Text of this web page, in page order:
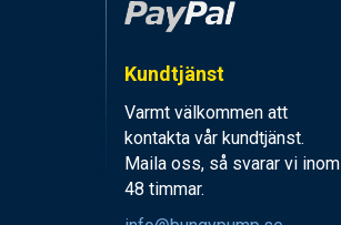
Kundtjänst
Varmt välkommen att
kontakta vår kundtjänst.
Maila oss, så svarar vi inom
48 timmar.